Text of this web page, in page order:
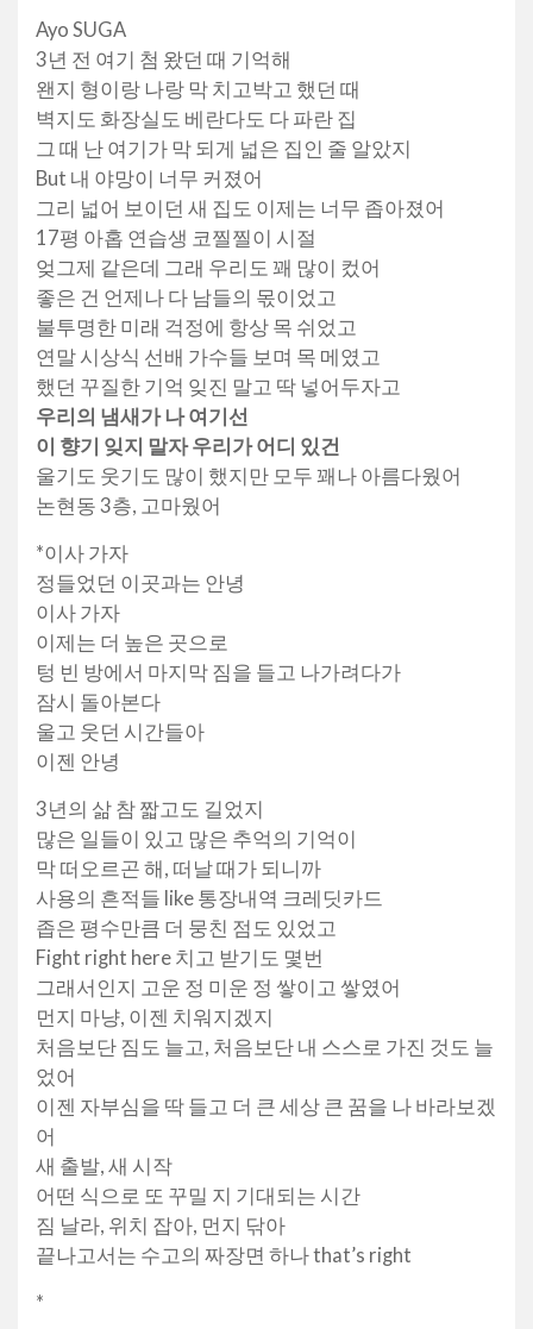
Ayo SUGA
3년 전 여기 첨 왔던 때 기억해
왠지 형이랑 나랑 막 치고박고 했던 때
벽지도 화장실도 베란다도 다 파란 집
그 때 난 여기가 막 되게 넓은 집인 줄 알았지
But 내 야망이 너무 커졌어
그리 넓어 보이던 새 집도 이제는 너무 좁아졌어
17평 아홉 연습생 코찔찔이 시절
엊그제 같은데 그래 우리도 꽤 많이 컸어
좋은 건 언제나 다 남들의 몫이었고
불투명한 미래 걱정에 항상 목 쉬었고
연말 시상식 선배 가수들 보며 목 메였고
했던 꾸질한 기억 잊진 말고 딱 넣어두자고
우리의 냄새가 나 여기선
이 향기 잊지 말자 우리가 어디 있건
울기도 웃기도 많이 했지만 모두 꽤나 아름다웠어
논현동 3층, 고마웠어
*이사 가자
정들었던 이곳과는 안녕
이사 가자
이제는 더 높은 곳으로
텅 빈 방에서 마지막 짐을 들고 나가려다가
잠시 돌아본다
울고 웃던 시간들아
이젠 안녕
3년의 삶 참 짧고도 길었지
많은 일들이 있고 많은 추억의 기억이
막 떠오르곤 해, 떠날 때가 되니까
사용의 흔적들 like 통장내역 크레딧카드
좁은 평수만큼 더 뭉친 점도 있었고
Fight right here 치고 받기도 몇번
그래서인지 고운 정 미운 정 쌓이고 쌓였어
먼지 마냥, 이젠 치워지겠지
처음보단 짐도 늘고, 처음보단 내 스스로 가진 것도 늘
었어
이젠 자부심을 딱 들고 더 큰 세상 큰 꿈을 나 바라보겠
어
새 출발, 새 시작
어떤 식으로 또 꾸밀 지 기대되는 시간
짐 날라, 위치 잡아, 먼지 닦아
끝나고서는 수고의 짜장면 하나 that’s right
*